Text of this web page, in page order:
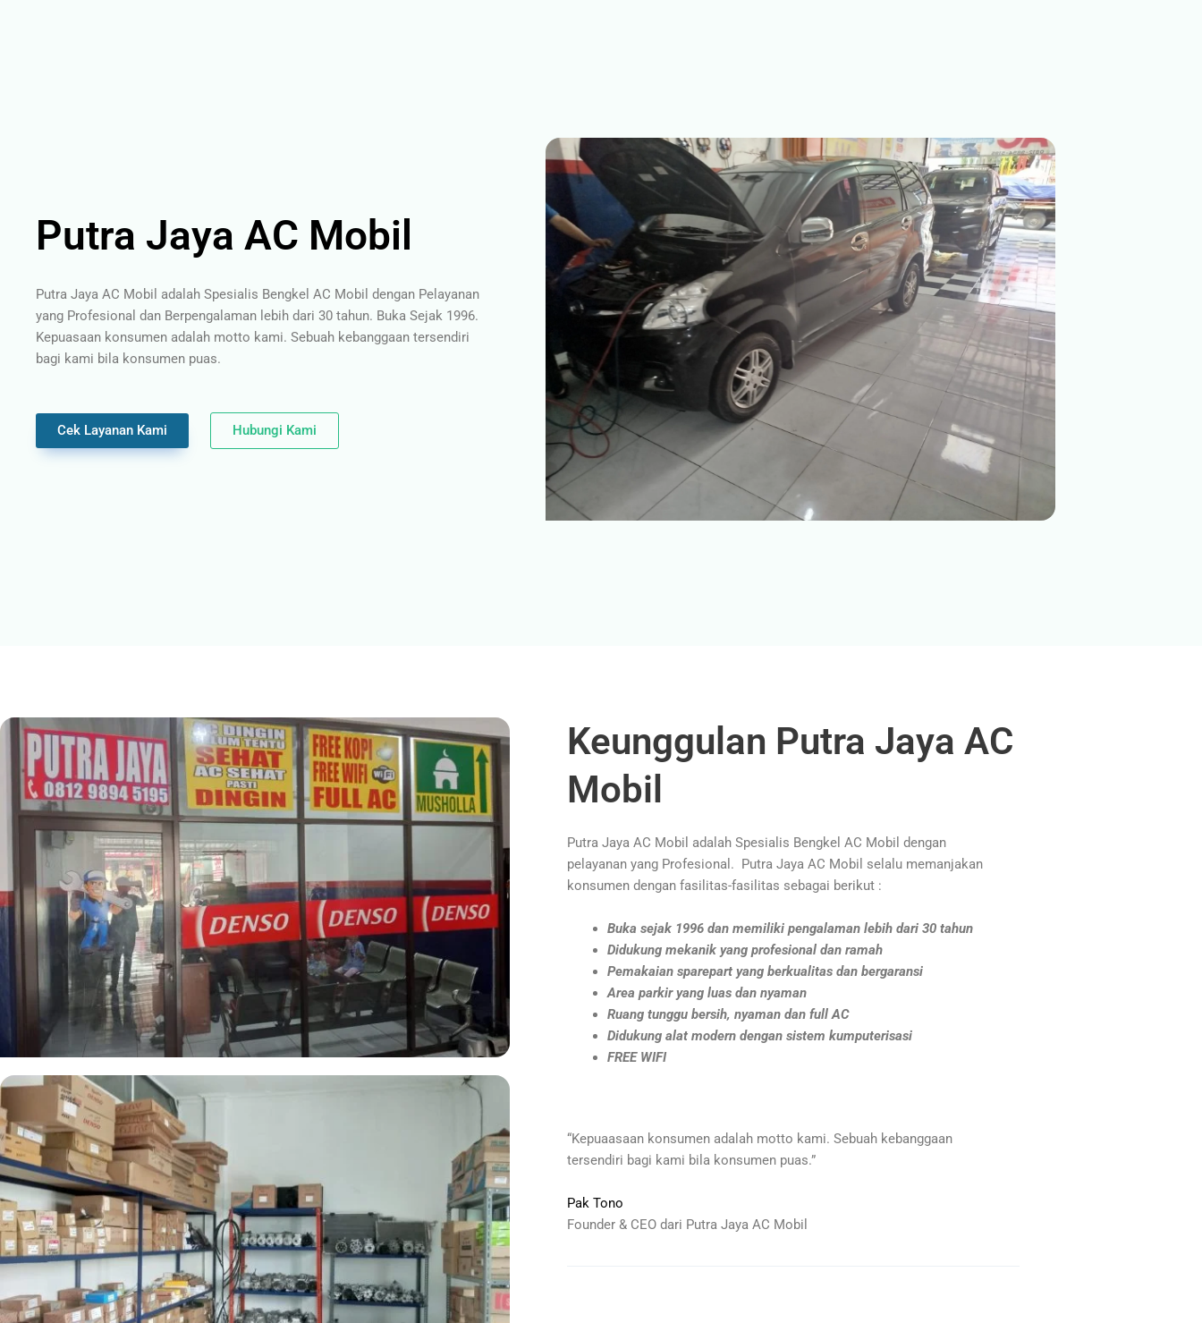
Putra Jaya AC Mobil
Putra Jaya AC Mobil adalah Spesialis Bengkel AC Mobil dengan Pelayanan
yang Profesional dan Berpengalaman lebih dari 30 tahun. Buka Sejak 1996.
Kepuasaan konsumen adalah motto kami. Sebuah kebanggaan tersendiri
bagi kami bila konsumen puas.
Cek Layanan Kami Hubungi Kami
Keunggulan Putra Jaya AC
Mobil
Putra Jaya AC Mobil adalah Spesialis Bengkel AC Mobil dengan
pelayanan yang Profesional. Putra Jaya AC Mobil selalu memanjakan
konsumen dengan fasilitas-fasilitas sebagai berikut :
Buka sejak 1996 dan memiliki pengalaman lebih dari 30 tahun
Didukung mekanik yang profesional dan ramah
Pemakaian sparepart yang berkualitas dan bergaransi
Area parkir yang luas dan nyaman
Ruang tunggu bersih, nyaman dan full AC
Didukung alat modern dengan sistem kumputerisasi
FREE WIFI
“Kepuaasaan konsumen adalah motto kami. Sebuah kebanggaan
tersendiri bagi kami bila konsumen puas.”
Pak Tono
Founder & CEO dari Putra Jaya AC Mobil